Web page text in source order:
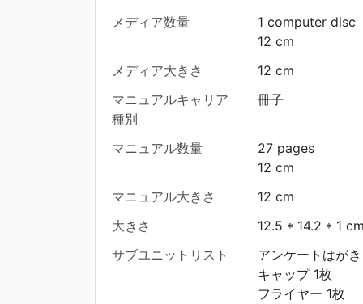
メディア数量
1 computer disc
12 cm
メディア大きさ
12 cm
マニュアルキャリア
種別
冊子
マニュアル数量
27 pages
12 cm
マニュアル大きさ
12 cm
大きさ
12.5 * 14.2 * 1
サブユニットリスト
アンケートはが
キャップ 1枚
フライヤー 1枚